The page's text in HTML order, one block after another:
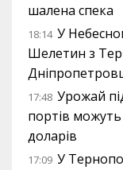
шалена спека
18:14 У
Шелетин з
17:48 Урожай
портів
доларів
17:09 У